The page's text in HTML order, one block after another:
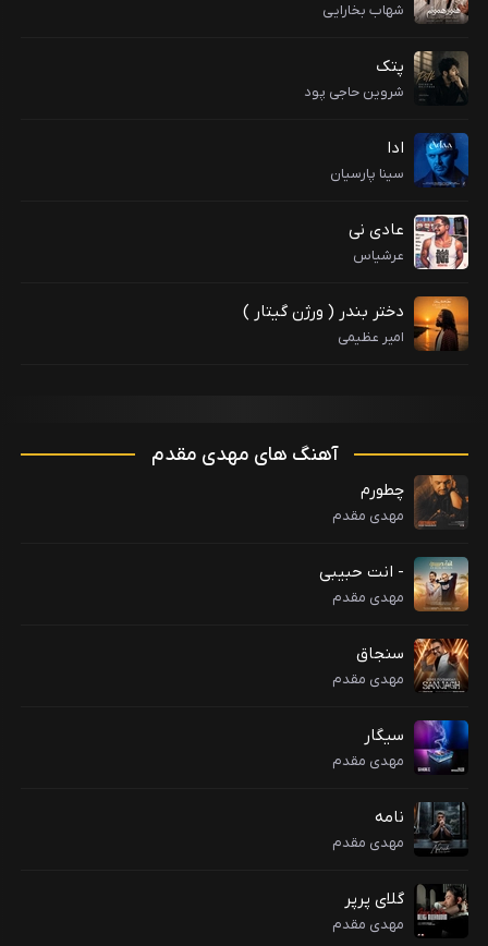
شهاب بخارایی
پتک
شروین حاجی پود
ادا
سینا پارسیان
عادی نی
عرشیاس
دختر بندر ( ورژن گیتار )
امیر عظیمی
آهنگ های مهدی مقدم
چطورم
مهدی مقدم
- انت حبیبی
مهدی مقدم
سنجاق
مهدی مقدم
سیگار
مهدی مقدم
نامه
مهدی مقدم
گلای پرپر
مهدی مقدم